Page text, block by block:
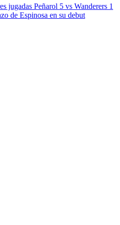
jugadas Peñarol 5 vs Wanderers 1
de Espinosa en su debut